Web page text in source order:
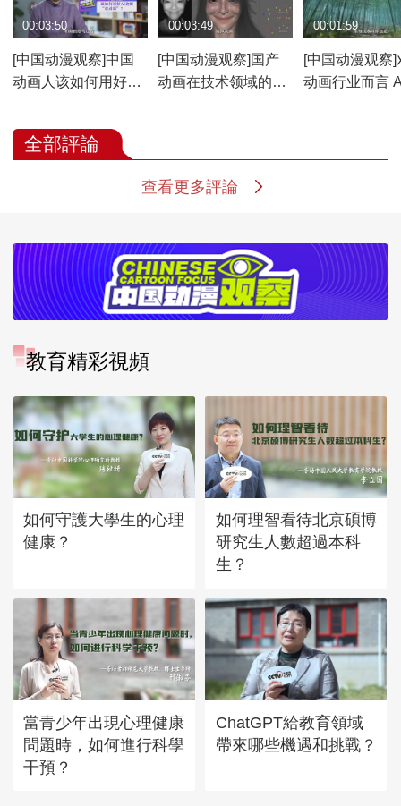
[中国动漫观察]中国
动画人该如何用好AI
00:03:50
[中国动漫观察]国产
动画在技术领域的积
00:03:49
[中国动漫观察]
动画行业而言
00:01:59
全部評論
查看更多評論
教育精彩視頻
如何守護大學生的心理
健康？
如何理智看待北京碩博
研究生人數超過本科
生？
當青少年出現心理健康
問題時，如何進行科學
干預？
ChatGPT給教育領域
帶來哪些機遇和挑戰？